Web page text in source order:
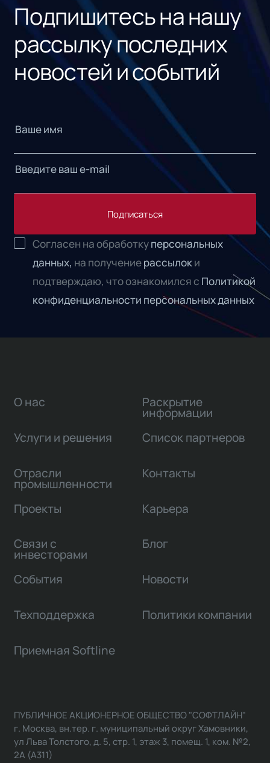
Подпишитесь на нашу
рассылку последних
новостей и событий
Подписаться
Согласен на обработкуперсональных
данных, на получениерассылоки
подтверждаю, что ознакомился с Политикой
конфиденциальности персональных данных
О нас
Услуги и решения
Отрасли
промышленности
Проекты
Связи с
инвесторами
Раскрытие
информации
Список партнеров
Контакты
Карьера
Блог
События Новости
Техподдержка Политики компании
Приемная Softline
ПУБЛИЧНОЕ АКЦИОНЕРНОЕ ОБЩЕСТВО "СОФТЛАЙН"
г. Москва, вн.тер. г. муниципальный округ Хамовники,
ул Льва Толстого, д. 5, стр. 1, этаж 3, помещ. 1, ком. №2,
2А (А311)